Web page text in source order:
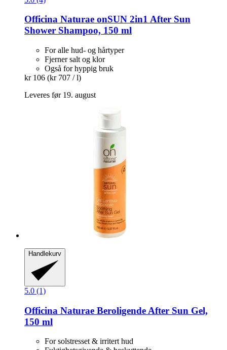
Officina Naturae onSUN 2in1 After Sun
Shower Shampoo, 150 ml
For alle hud- og hårtyper
Fjerner salt og klor
Også for hyppig bruk
kr 106 (kr 707 / l)
Leveres før 19. august
Handlekurv
5.0 (1)
Officina Naturae Beroligende After Sun Gel,
150 ml
For solstresset & irritert hud